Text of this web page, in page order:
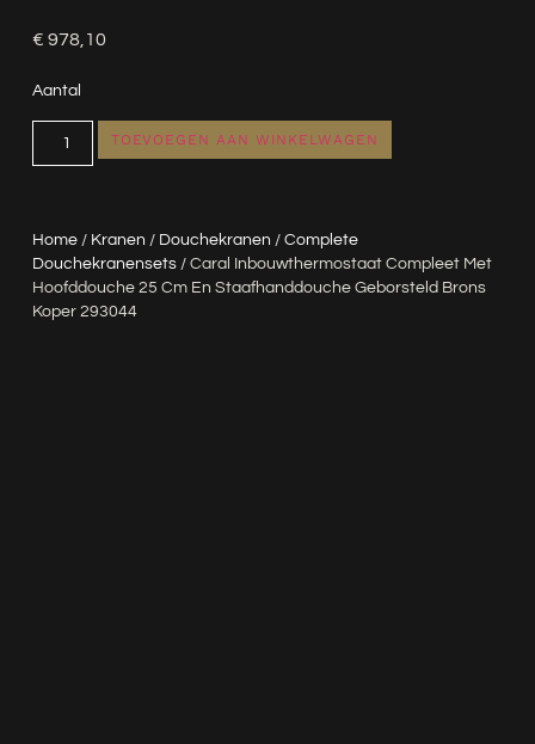
Home/ Kranen / Douchekranen / Complete
Douchekranensets/ Caral Inbouwthermostaat Compleet Met
Hoofddouche 25 Cm En Staafhanddouche Geborsteld Brons
Koper 293044
€ 978,10
Aantal
TOEVOEGEN AAN WINKELWAGEN